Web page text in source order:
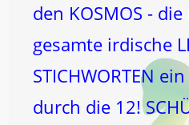
den KOSMOS - die
gesamte irdische
STICHWORTEN
durch die 12!